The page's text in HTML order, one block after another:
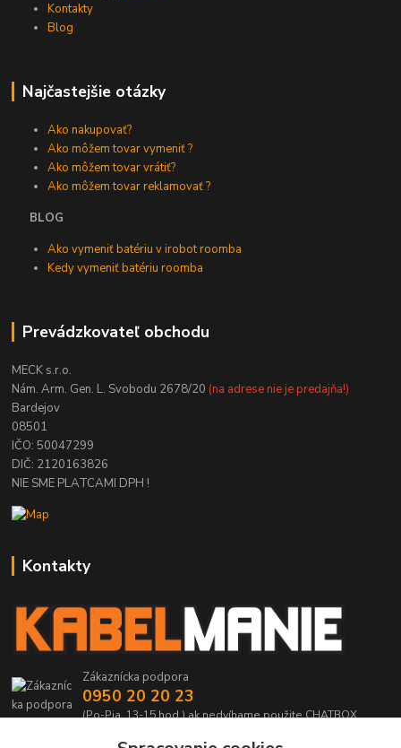
Kontakty
Blog
Najčastejšie otázky
Ako nakupovať?
Ako môžem tovar vymeniť ?
Ako môžem tovar vrátiť?
Ako môžem tovar reklamovať ?
BLOG
Ako vymeniť batériu v irobot roomba
Kedy vymeniť batériu roomba
Prevádzkovateľ obchodu
MECK s.r.o.
Nám. Arm. Gen. L. Svobodu 2678/20 (na adrese nie je predajňa!)
Bardejov
08501
IČO: 50047299
DIČ: 2120163826
NIE SME PLATCAMI DPH !
Kontakty
Zákaznícka podpora
0950 20 20 23
(Po-Pia, 13-15 hod.) ak nedvíhame použite CHATBOX